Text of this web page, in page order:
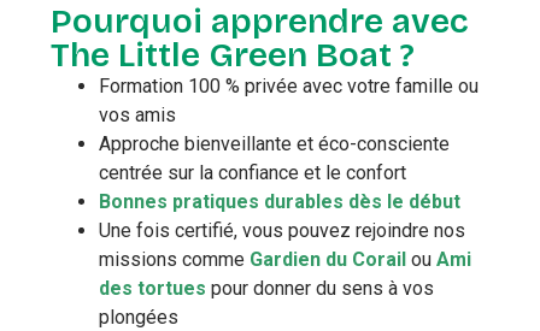
Pourquoi apprendre avec
The Little Green Boat ?
Formation 100 % privée avec votre famille ou
vos amis
Approche bienveillante et éco-consciente
centrée sur la confiance et le confort
Bonnes pratiques durables dès le début
Une fois certifié, vous pouvez rejoindre nos
missions comme Gardien du Corail ou Ami
des tortues pour donner du sens à vos
plongées